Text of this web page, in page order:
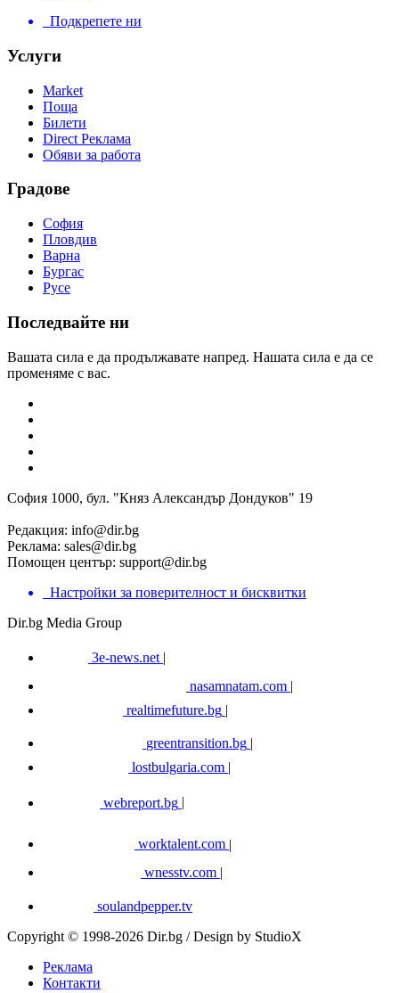
Подкрепете ни
Услуги
Market
Поща
Билети
Direct Реклама
Обяви за работа
Градове
София
Пловдив
Варна
Бургас
Русе
Последвайте ни
Вашата сила е да продължавате напред. Нашата сила е да се
променяме с вас.
София 1000, бул. "Княз Александър Дондуков" 19
Редакция: info@dir.bg
Реклама: sales@dir.bg
Помощен център: support@dir.bg
Настройки за поверителност и бисквитки
Dir.bg Media Group
3e-news.net |
nasamnatam.com |
realtimefuture.bg |
greentransition.bg |
lostbulgaria.com |
webreport.bg
worktalent.com |
wnesstv.com |
soulandpepper.tv
Copyright © 1998-2026 Dir.bg / Design by StudioX
Реклама
Контакти